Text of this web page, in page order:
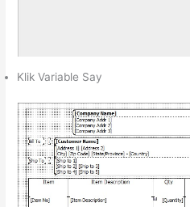
Klik Variable Say